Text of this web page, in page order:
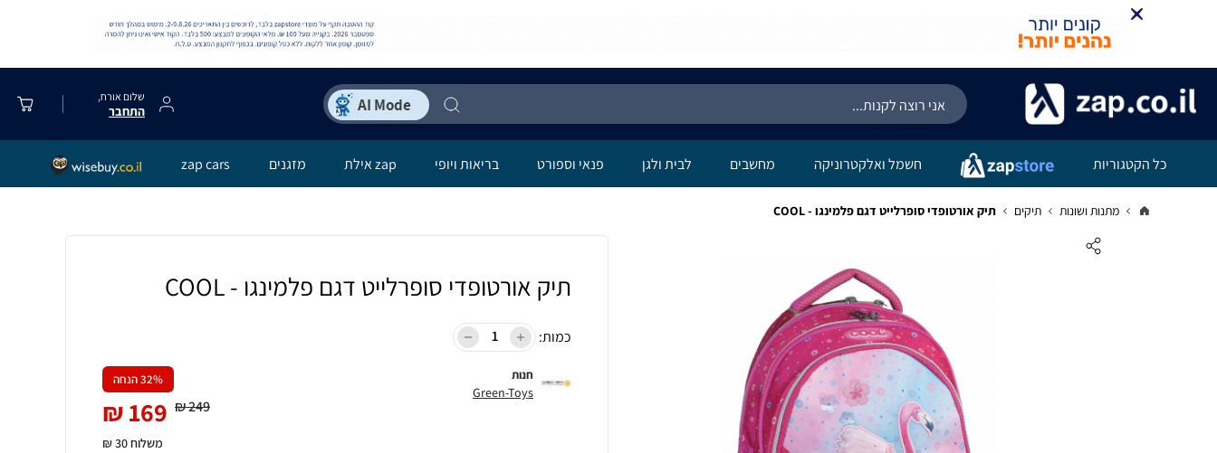
שלום אורח,
התחבר
כל הקטגוריות חשמל ואלקטרוניקה מחשבים לבית ולגן פנאי וספורט בריאות ויופי zap אילת מזגנים zap cars
מתנות ושונות תיקים תיק אורטופדי סופרלייט דגם פלמינגו - COOL
תיק אורטופדי סופרלייט דגם פלמינגו - COOL
כמות:
חנות
Green-Toys
32% הנחה
249
₪
169
₪
משלוח 30 ₪